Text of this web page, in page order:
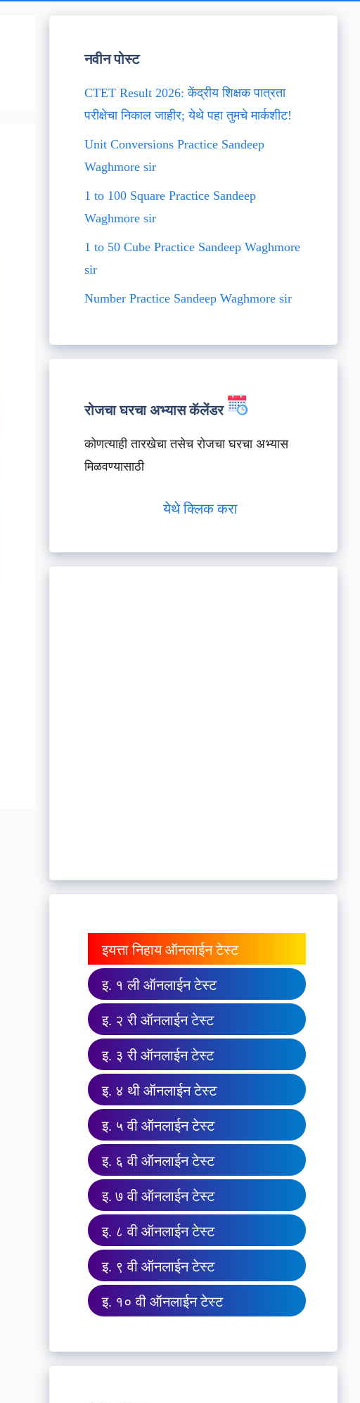
नवीन पोस्ट
CTET Result 2026: केंद्रीय शिक्षक पात्रता
परीक्षेचा निकाल जाहीर; येथे पहा तुमचे मार्कशीट!
Unit Conversions Practice Sandeep
Waghmore sir
1 to 100 Square Practice Sandeep
Waghmore sir
1 to 50 Cube Practice Sandeep Waghmore
sir
Number Practice Sandeep Waghmore sir
रोजचा घरचा अभ्यास कॅलेंडर
कोणत्याही तारखेचा तसेच रोजचा घरचा अभ्यास
मिळवण्यासाठी
येथे क्लिक करा
इयत्ता निहाय ऑनलाईन टेस्ट
इ. १ ली ऑनलाईन टेस्ट
इ. २ री ऑनलाईन टेस्ट
इ. ३ री ऑनलाईन टेस्ट
इ. ४ थी ऑनलाईन टेस्ट
इ. ५ वी ऑनलाईन टेस्ट
इ. ६ वी ऑनलाईन टेस्ट
इ. ७ वी ऑनलाईन टेस्ट
इ. ८ वी ऑनलाईन टेस्ट
इ. ९ वी ऑनलाईन टेस्ट
इ. १० वी ऑनलाईन टेस्ट